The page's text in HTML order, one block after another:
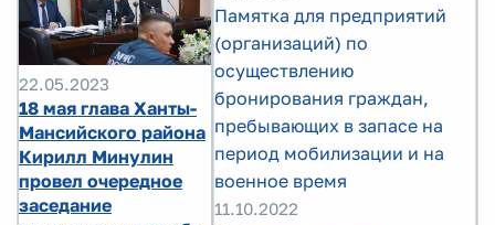
22.05.2023
18 мая глава Ханты-
Мансийского района
Кирилл Минулин
провел очередное
заседание
Памятка для предприятий
(организаций) по
осуществлению
бронирования граждан,
пребывающих в запасе на
период мобилизации и на
военное время
11.10.2022